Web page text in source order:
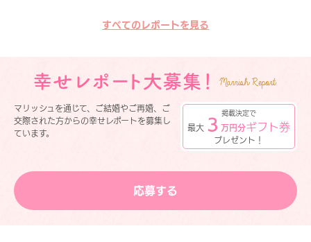
すべてのレポートを見る
マリッシュを通じて、ご結婚やご再婚、ご
交際された方からの幸せレポートを募集し
ています。
掲載決定で
最大 ３ 万円分ギフト券
プレゼント！
応募する